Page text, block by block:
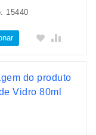
15440